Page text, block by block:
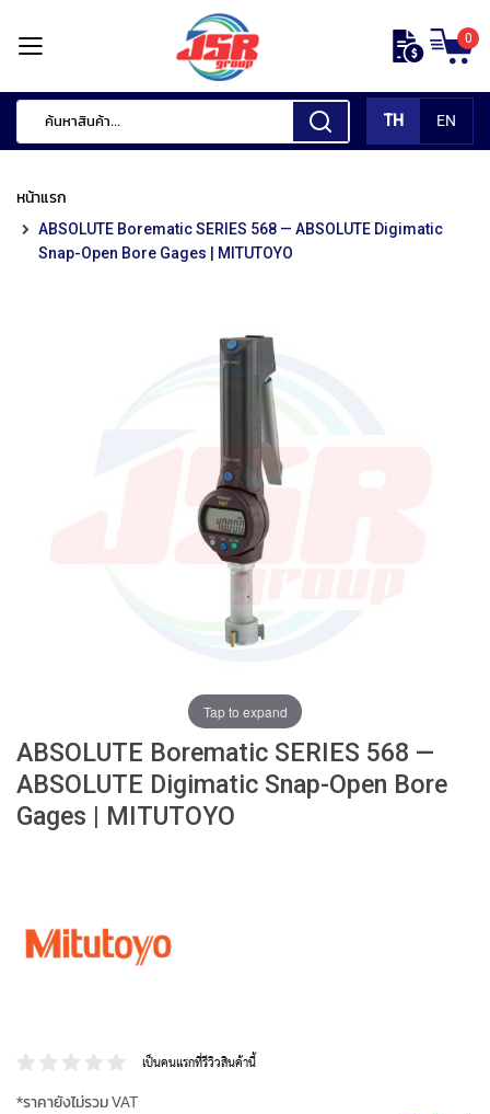
แรก
สินค้า
เรา
น
ะ
P
A
S
0
TH EN
ข้าม
ไป
เนื้อหา
หน้าแรก
ABSOLUTE Borematic SERIES 568 — ABSOLUTE Digimatic
Snap-Open Bore Gages | MITUTOYO
ABSOLUTE Borematic SERIES 568 —
ABSOLUTE Digimatic Snap-Open Bore
Gages | MITUTOYO
เป็นคนแรกที่รีวิวสินค้านี้
*ราคายังไม่รวม VAT
Tap to expand